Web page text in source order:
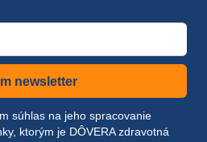
newsletter
súhlas na jeho spracovanie
ktorým je DÔVERA zdravotná